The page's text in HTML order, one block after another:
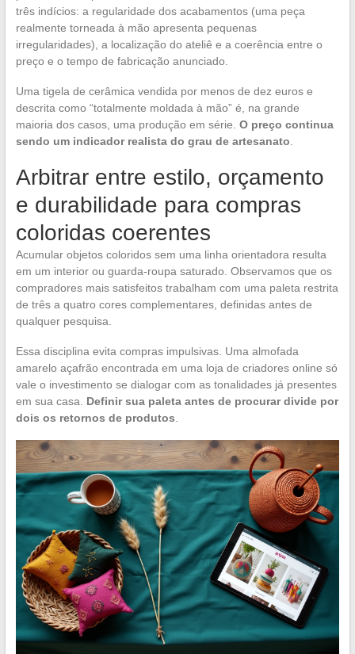
três indícios: a regularidade dos acabamentos (uma peça
realmente torneada à mão apresenta pequenas
irregularidades), a localização do ateliê e a coerência entre o
preço e o tempo de fabricação anunciado.
Uma tigela de cerâmica vendida por menos de dez euros e
descrita como “totalmente moldada à mão” é, na grande
maioria dos casos, uma produção em série. O preço continua
sendo um indicador realista do grau de artesanato
Arbitrar entre estilo, orçamento
e durabilidade para compras
coloridas coerentes
Acumular objetos coloridos sem uma linha orientadora resulta
em um interior ou guarda-roupa saturado. Observamos que os
compradores mais satisfeitos trabalham com uma paleta restrita
de três a quatro cores complementares, definidas antes de
qualquer pesquisa.
Essa disciplina evita compras impulsivas. Uma almofada
amarelo açafrão encontrada em uma loja de criadores online só
vale o investimento se dialogar com as tonalidades já presentes
em sua casa. Definir sua paleta antes de procurar divide por
dois os retornos de produtos